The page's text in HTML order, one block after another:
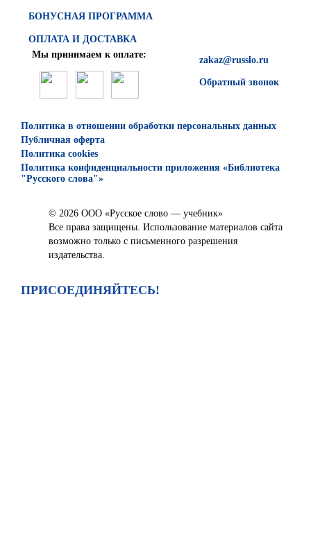
БОНУСНАЯ ПРОГРАММА
ОПЛАТА И ДОСТАВКА
zakaz@russlo.ru
Обратный звонок
Мы принимаем к оплате:
Политика в отношении обработки персональных данных
Публичная оферта
Политика cookies
Политика конфиденциальности приложения «Библиотека
"Русского слова"»
© 2026 ООО «Русское слово — учебник»
Все права защищены. Использование материалов сайта
возможно только с письменного разрешения
издательства.
ПРИСОЕДИНЯЙТЕСЬ!